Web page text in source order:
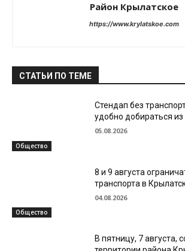
Район Крылатское
https://www.krylatskoe.com
СТАТЬИ ПО ТЕМЕ
Общество
Стендап без
удобно добираться из
05.08.2026
Общество
8 и 9 августа
транспорта в
04.08.2026
В пятницу, 7 августа,